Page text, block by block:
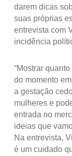
darem dicas
suas próprias
entrevista com
incidência
“Mostrar
do momento
a gestação
mulheres e
entrada no
ideias que
Na entrevista,
é um cuidado